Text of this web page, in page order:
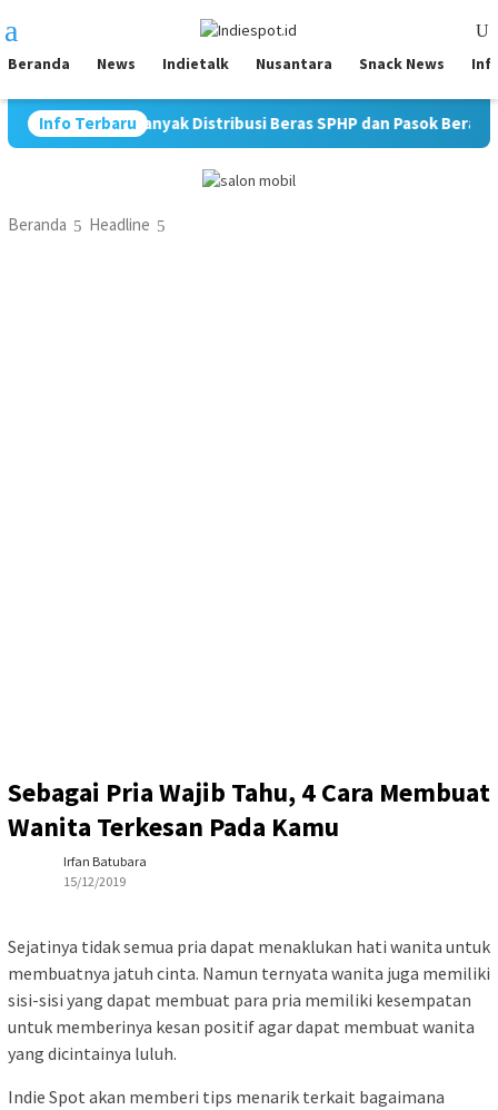
ke
konten
Mobile
Beranda News Indietalk Nusantara Snack News
Info Terbaru
Perbanyak Distribusi Beras SPHP dan Pasok Beras Premium ke
Beranda Headline
Sebagai Pria Wajib Tahu, 4 Cara Membuat
Wanita Terkesan Pada Kamu
Irfan Batubara
15/12/2019
Sejatinya tidak semua pria dapat menaklukan hati wanita untuk
membuatnya jatuh cinta. Namun ternyata wanita juga memiliki
sisi-sisi yang dapat membuat para pria memiliki kesempatan
untuk memberinya kesan positif agar dapat membuat wanita
yang dicintainya luluh.
Indie Spot akan memberi tips menarik terkait bagaimana